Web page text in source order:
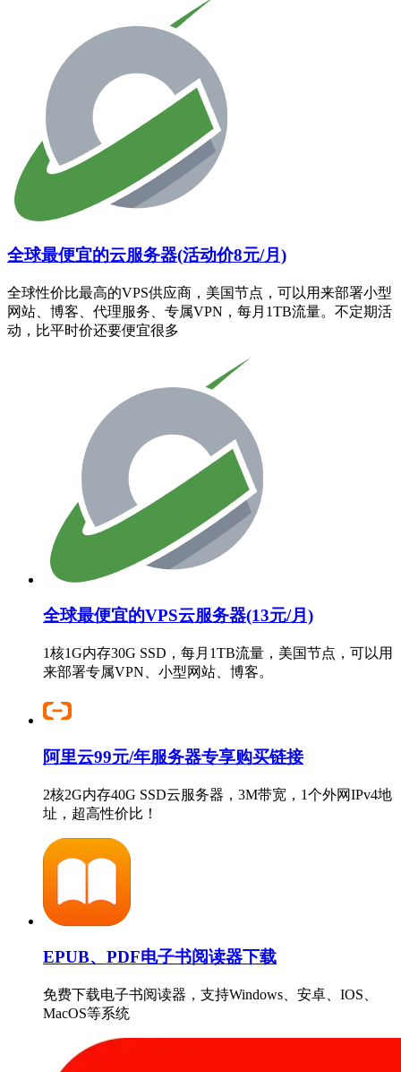
全球最便宜的云服务器(活动价8元/月)
全球性价比最高的VPS供应商，美国节点，可以用来部署小型
网站、博客、代理服务、专属VPN，每月1TB流量。不定期活
动，比平时价还要便宜很多
全球最便宜的VPS云服务器(13元/月)
1核1G内存30G SSD，每月1TB流量，美国节点，可以用
来部署专属VPN、小型网站、博客。
阿里云99元/年服务器专享购买链接
2核2G内存40G SSD云服务器，3M带宽，1个外网IPv4地
址，超高性价比！
EPUB、PDF电子书阅读器下载
免费下载电子书阅读器，支持Windows、安卓、IOS、
MacOS等系统